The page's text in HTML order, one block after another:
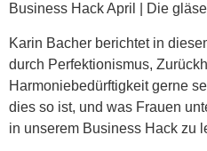
Business Hack April | Die
Karin Bacher berichtet in
durch Perfektionismus,
Harmoniebedürftigkeit gerne
dies so ist, und was Frauen
in unserem Business Hack zu